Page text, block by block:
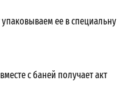
ее в
с баней получает акт